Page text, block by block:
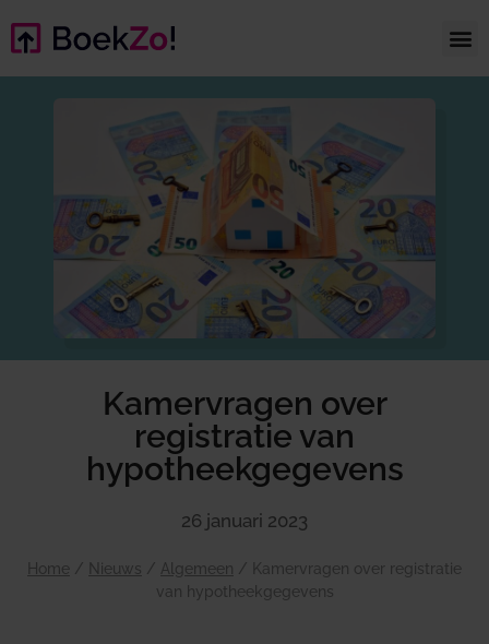
Kamervragen over
registratie van
hypotheekgegevens
26 januari 2023
Home / Nieuws / Algemeen / Kamervragen over registratie
van hypotheekgegevens